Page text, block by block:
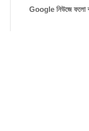
Google নিউজে ফলো